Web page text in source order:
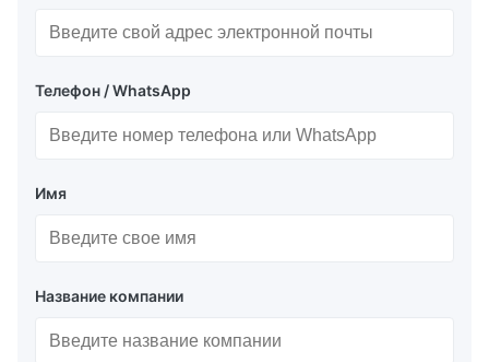
Телефон / WhatsApp
Имя
Название компании